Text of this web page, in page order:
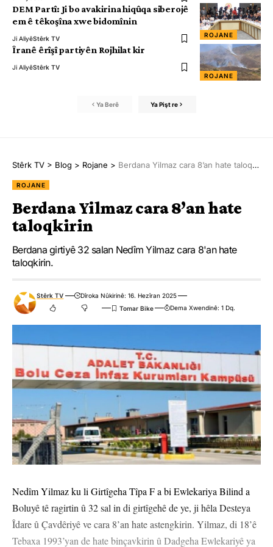
ROJANE
DEM Partî: Ji bo avakirina hiqûqa siberojê
em ê têkoşîna xwe bidomînin
Ji AliyêStêrk TV
ROJANE
Îranê êrîşî partiyên Rojhilat kir
Ji AliyêStêrk TV
Ya Berê Ya Pişt re
Stêrk TV > Blog > Rojane > Berdana Yilmaz cara 8’an hate taloqkirin
ROJANE
Berdana Yilmaz cara 8’an hate
taloqkirin
Berdana girtiyê 32 salan Nedîm Yilmaz cara 8'an hate
taloqkirin.
Stêrk TV
Dîroka Nûkirinê: 16. Hezîran 2025
Dema Xwendinê: 1 Dq.
Nedîm Yilmaz ku li Girtîgeha Tîpa F a bi Ewlekariya Bilind a
Boluyê tê ragirtin û 32 sal in di girtîgehê de ye, ji hêla Desteya
Îdare û Çavdêriyê ve cara 8’an hate astengkirin. Yilmaz, di 18’ê
Tebaxa 1993’yan de hate binçavkirin û Dadgeha Ewlekariyê ya